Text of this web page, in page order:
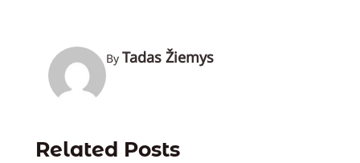
By Tadas Žiemys
Related Posts